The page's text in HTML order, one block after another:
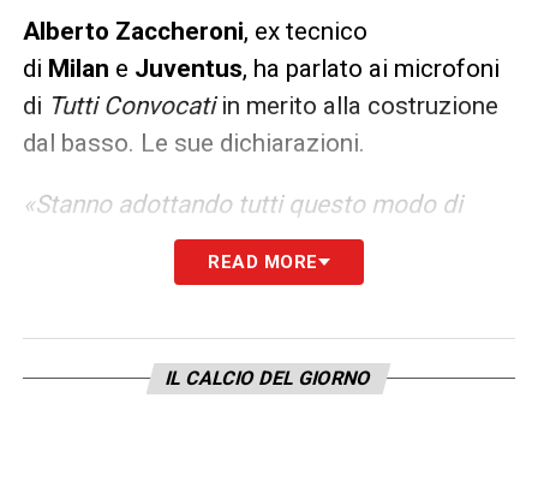
Alberto Zaccheroni, ex tecnico
di Milan e Juventus, ha parlato ai microfoni
di Tutti Convocatiin merito alla costruzione
dal basso. Le sue dichiarazioni.
«Stanno adottando tutti questo modo di
giocare con la costruzione dal basso, però al
momento vedo più svantaggi che vantaggi».
READ MORE
IL CALCIO DEL GIORNO